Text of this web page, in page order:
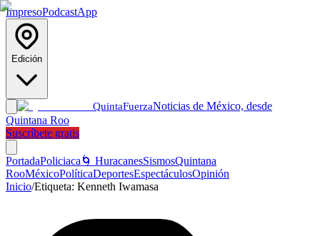
ImpresoPodcastApp
Edición
QuintaFuerzaNoticias de México, desde
Quintana Roo
Suscríbete gratis
PortadaPoliciaca 🌀 HuracanesSismosQuintana
RooMéxicoPolíticaDeportesEspectáculosOpinión
Inicio/Etiqueta: Kenneth Iwamasa